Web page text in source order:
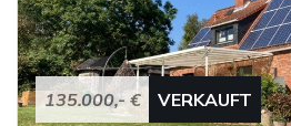
135.000,- € VERKAUFT